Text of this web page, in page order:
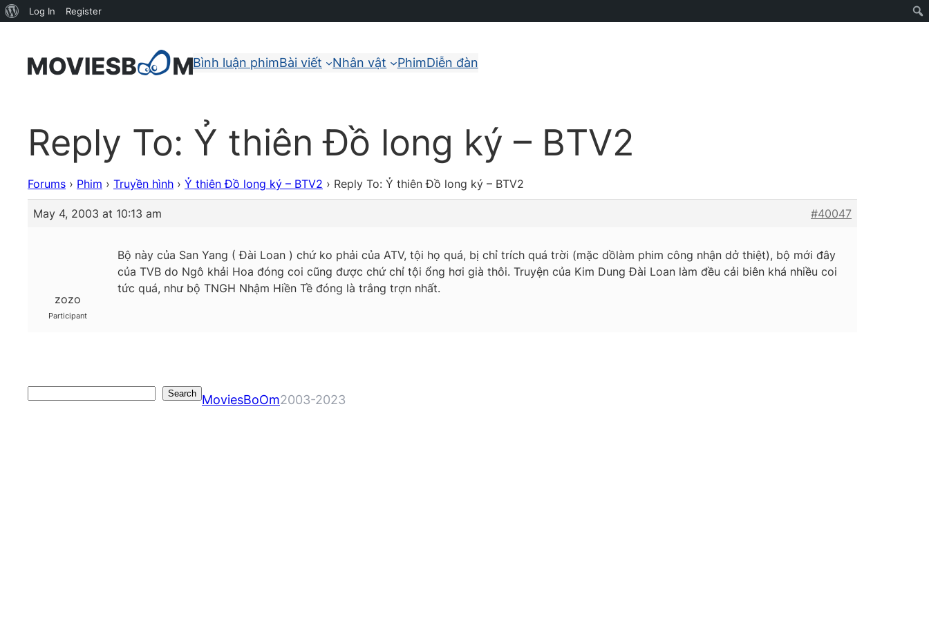
Bình luận phimBài viết Nhân vật PhimDiễn đàn
Reply To: Ỷ thiên Đồ long ký – BTV2
Forums › Phim › Truyền hình › Ỷ thiên Đồ long ký – BTV2 › Reply To: Ỷ thiên Đồ long ký – BTV2
May 4, 2003 at 10:13 am #40047
zozo
Participant
Bộ này của San Yang ( Đài Loan ) chứ ko phải của ATV, tội họ quá, bị chỉ trích quá trời (mặc dồlàm phim công nhận dở thiệt), bộ mới đây
của TVB do Ngô khải Hoa đóng coi cũng được chứ chỉ tội ổng hơi già thôi. Truyện của Kim Dung Đài Loan làm đều cải biên khá nhiều coi
tức quá, như bộ TNGH Nhậm Hiền Tề đóng là trắng trợn nhất.
Search MoviesBoOm2003-2023
About
Log In Register